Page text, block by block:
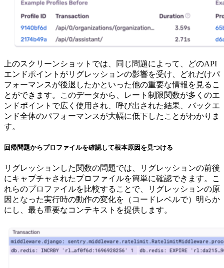
上のスクリーンショットでは、同じ問題によって、どのAPI
エンドポイントがリグレッションの影響を受け、どれだけパ
フォーマンスが後退したかといった他の重要な情報を見るこ
とができます。このデータから、レート制限関数が多くのエ
ンドポイントで広く使用され、呼び出された結果、バックエ
ンド全体のパフォーマンスが大幅に低下したことがわかりま
す。
回帰問題からプロファイルを確認して根本原因を見つける
リグレッションした関数の問題では、リグレッションの前後
にキャプチャされたプロファイルを簡単に確認できます。こ
れらのプロファイルを比較することで、リグレッションの原
因となった実行時の動作の変化を（コードレベルで）明らか
にし、最も重要なコンテキストを提供します。